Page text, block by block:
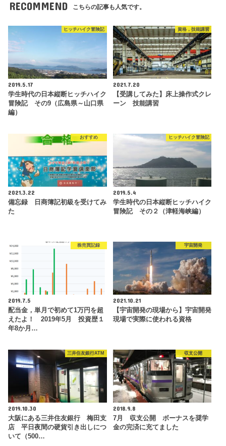
RECOMMEND こちらの記事も人気です。
ヒッチハイク冒険記
2019.5.17
学生時代の日本縦断ヒッチハイク
冒険記 その9（広島県～山口県
編）
資格，技能講習
2021.7.20
【受講してみた】床上操作式クレ
ーン 技能講習
おすすめ
2021.3.22
備忘録 日商簿記初級を受けてみ
た
ヒッチハイク冒険記
2019.5.4
学生時代の日本縦断ヒッチハイク
冒険記 その２（津軽海峡編）
株売買記録
2019.7.5
配当金，単月で初めて1万円を超
えたよ！ 2019年5月 投資歴１
年8か月…
宇宙開発
2021.10.21
【宇宙開発の現場から】宇宙開発
現場で実際に使われる資格
三井住友銀行ATM
2019.10.30
大阪にある三井住友銀行 梅田支
店 平日夜間の硬貨引き出しにつ
いて（500…
収支公開
2018.9.8
7月 収支公開 ボーナスを奨学
金の完済に充てました